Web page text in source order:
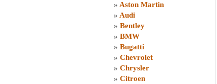
» Aston Martin
» Audi
» Bentley
» BMW
» Bugatti
» Chevrolet
» Chrysler
» Citroen